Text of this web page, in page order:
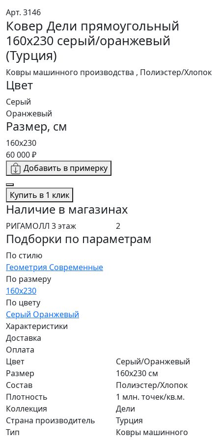
Арт. 3146
Ковер Дели прямоугольный
160х230 серый/оранжевый
(Турция)
Ковры машинного производства , Полиэстер/Хлопок
Цвет
Серый
Оранжевый
Размер, см
160х230
60 000 ₽
Добавить в примерку
Купить в 1 клик
Наличие в магазинах
РИГАМОЛЛ 3 этаж 2
Подборки по параметрам
По стилю
Геометрия Современные
По размеру
160х230
По цвету
Серый Оранжевый
Характеристики
Доставка
Оплата
Цвет
Серый/Оранжевый
Размер
160х230 см
Состав
Полиэстер/Хлопок
Плотность
1 млн. точек/кв.м.
Коллекция
Дели
Страна производитель
Турция
Тип
Ковры машинного